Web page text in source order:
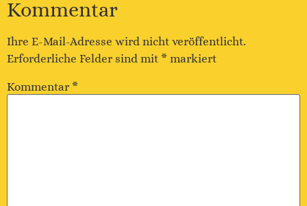
Kommentar
Ihre E-Mail-Adresse wird nicht veröffentlicht.
Erforderliche Felder sind mit * markiert
Kommentar *